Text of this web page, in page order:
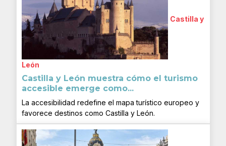
Castilla y
León
Castilla y León muestra cómo el turismo
accesible emerge como...
La accesibilidad redefine el mapa turístico europeo y
favorece destinos como Castilla y León.